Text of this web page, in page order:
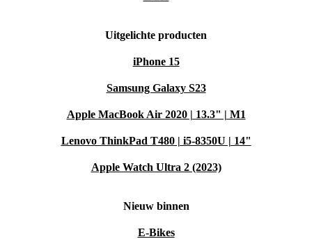
Uitgelichte producten
iPhone 15
Samsung Galaxy S23
Apple MacBook Air 2020 | 13.3" | M1
Lenovo ThinkPad T480 | i5-8350U | 14"
Apple Watch Ultra 2 (2023)
Nieuw binnen
E-Bikes